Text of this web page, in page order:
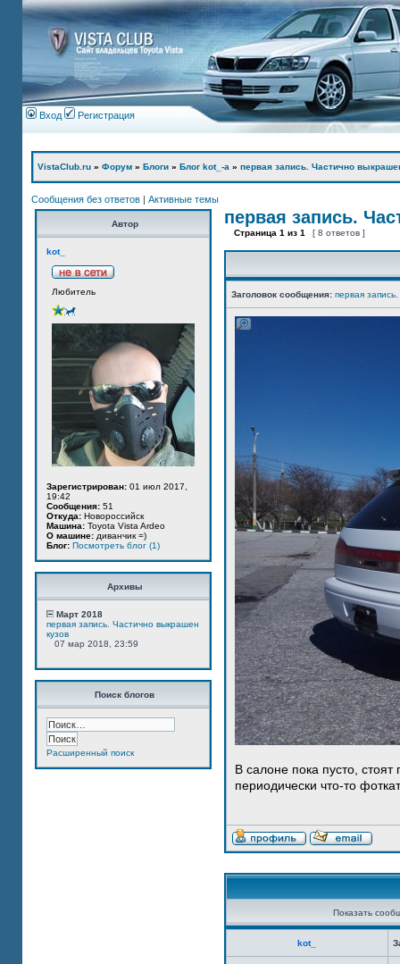
Вход Регистрация
VistaClub.ru » Форум » Блоги » Блог kot_-а » первая запись. Частично
Сообщения без ответов | Активные темы
Автор
kot_
Любитель
Зарегистрирован: 01 июл 2017,
19:42
Сообщения: 51
Откуда: Новороссийск
Машина: Toyota Vista Ardeo
О машине: диванчик =)
Блог: Посмотреть блог (1)
Архивы
Март 2018
первая запись. Частично выкрашен
кузов
07 мар 2018, 23:59
Поиск блогов
Расширенный поиск
первая запись.
Страница 1 из 1 [ 8 ответов ]
Заголовок сообщения: первая
В салоне пока пусто,
периодически что-то
Показать
kot_